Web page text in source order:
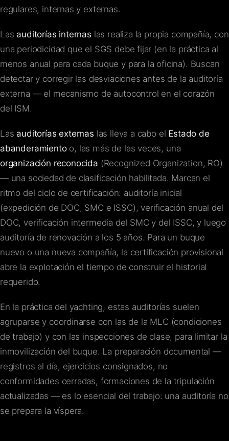
regulares, internas y externas.
Las auditorías internas las realiza la propia compañía, con
una periodicidad que el SGS debe fijar (en la práctica al
menos anual para cada buque y para la oficina). Buscan
detectar y corregir las desviaciones antes de la auditoría
externa — el mecanismo de autocontrol en el corazón
del ISM.
Las auditorías externas las lleva a cabo el Estado de
abanderamientoo, las más de las veces, una
organización reconocida (Recognized Organization, RO)
— una sociedad de clasificación habilitada. Marcan el
ritmo del ciclo de certificación: auditoría inicial
(expedición de DOC, SMC e ISSC), verificación anual del
DOC, verificación intermedia del SMC y del ISSC, y luego
auditoría de renovación a los 5 años. Para un buque
nuevo o una nueva compañía, la certificación provisional
abre la explotación el tiempo de construir el historial
requerido.
En la práctica del yachting, estas auditorías suelen
agruparse y coordinarse con las de la MLC (condiciones
de trabajo) y con las inspecciones de clase, para limitar la
inmovilización del buque. La preparación documental —
registros al día, ejercicios consignados, no
conformidades cerradas, formaciones de la tripulación
actualizadas — es lo esencial del trabajo: una auditoría no
se prepara la víspera.